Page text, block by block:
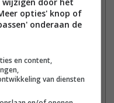
Snijd de aubergines
licht met zout. Laat ze
onttrekken. Dep ze
in een pan en bak
toe en bak tot
tomatenpuree,
opties' knop of
onderaan de
en content,
van diensten